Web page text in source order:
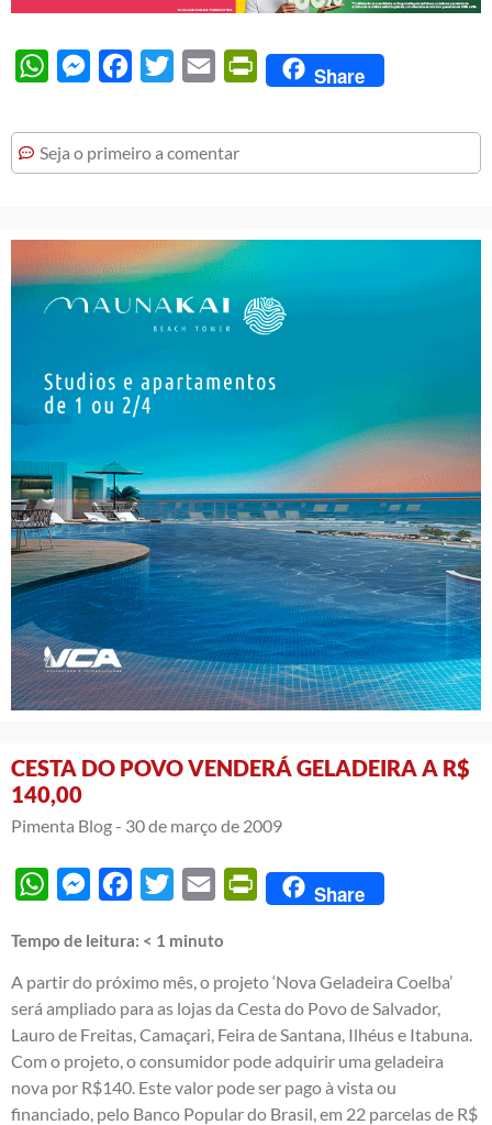
WhatsAppMessengerFacebook
Twitter Email PrintFriendly
Share
Seja o primeiro a comentar
CESTA DO POVO VENDERÁ GELADEIRA A R$
140,00
Pimenta Blog - 30 de março de 2009
WhatsAppMessengerFacebook
Twitter Email PrintFriendly
Share
Tempo de leitura: < 1 minuto
A partir do próximo mês, o projeto ‘Nova Geladeira Coelba’
será ampliado para as lojas da Cesta do Povo de Salvador,
Lauro de Freitas, Camaçari, Feira de Santana, Ilhéus e Itabuna.
Com o projeto, o consumidor pode adquirir uma geladeira
nova por R$140. Este valor pode ser pago à vista ou
financiado, pelo Banco Popular do Brasil, em 22 parcelas de R$